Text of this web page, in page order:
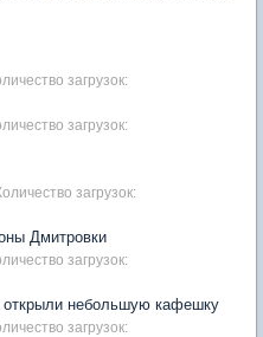
загрузок:
загрузок:
загрузок:
Дмитровки
загрузок:
открыли небольшую кафешку
загрузок: